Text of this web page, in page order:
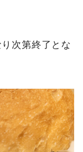
次第終了とな